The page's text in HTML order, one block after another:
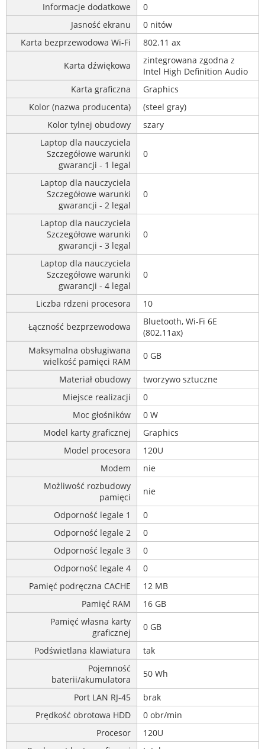
Informacje dodatkowe
0
Jasność ekranu
0 nitów
Karta bezprzewodowa Wi-Fi
802.11 ax
Karta dźwiękowa
zintegrowana zgodna z
Intel High Definition Audio
Karta graficzna
Graphics
Kolor (nazwa producenta)
(steel gray)
Kolor tylnej obudowy
szary
Laptop dla nauczyciela
Szczegółowe warunki
gwarancji - 1 legal
0
Laptop dla nauczyciela
Szczegółowe warunki
gwarancji - 2 legal
0
Laptop dla nauczyciela
Szczegółowe warunki
gwarancji - 3 legal
0
Laptop dla nauczyciela
Szczegółowe warunki
gwarancji - 4 legal
0
Liczba rdzeni procesora 10
Łączność bezprzewodowa
Bluetooth, Wi-Fi 6E
(802.11ax)
Maksymalna obsługiwana
wielkość pamięci RAM
0 GB
Materiał obudowy
tworzywo sztuczne
Miejsce realizacji
0
Moc głośników
0 W
Model karty graficznej
Graphics
Model procesora
120U
Modem
nie
Możliwość rozbudowy
pamięci
nie
Odporność legale 1
0
Odporność legale 2
0
Odporność legale 3
0
Odporność legale 4
0
Pamięć podręczna CACHE
12 MB
Pamięć RAM
16 GB
Pamięć własna karty
graficznej
0 GB
Podświetlana klawiatura
tak
Pojemność
baterii/akumulatora
50 Wh
Port LAN RJ-45
brak
Prędkość obrotowa HDD
0 obr/min
Procesor
120U